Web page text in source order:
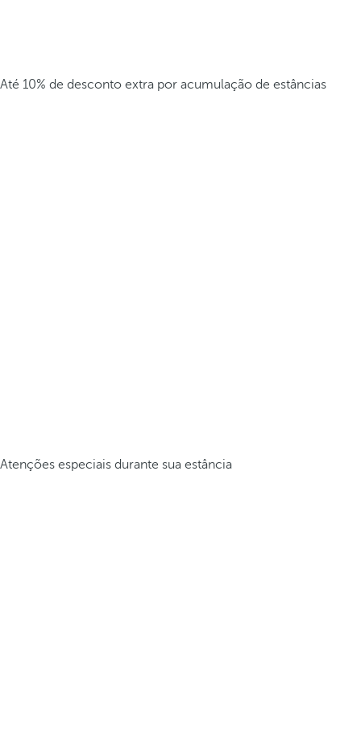
Até 10% de desconto extra por acumulação de estâncias
Atenções especiais durante sua estância